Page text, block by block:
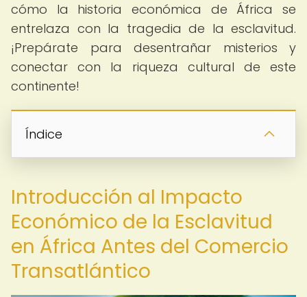
cómo la historia económica de África se
entrelaza con la tragedia de la esclavitud.
¡Prepárate para desentrañar misterios y
conectar con la riqueza cultural de este
continente!
Índice
Introducción al Impacto
Económico de la Esclavitud
en África Antes del Comercio
Transatlántico